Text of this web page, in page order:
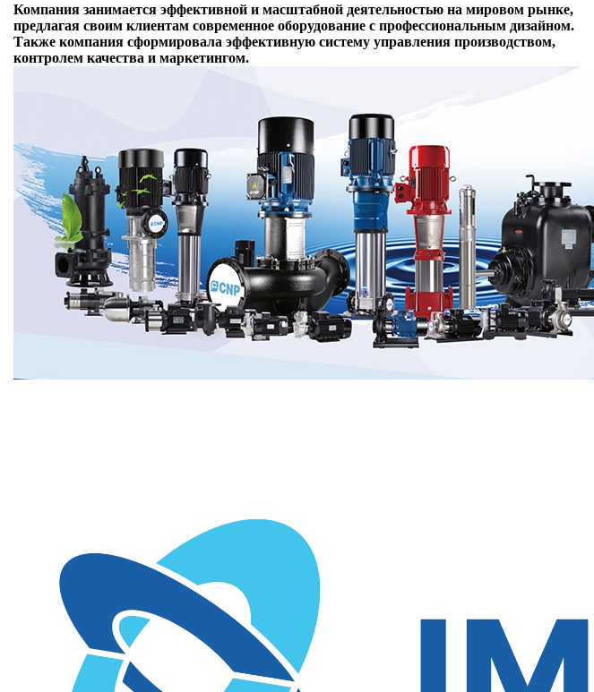
Компания занимается эффективной и масштабной деятельностью на мировом рынке,
предлагая своим клиентам современное оборудование с профессиональным дизайном.
Также компания сформировала эффективную систему управления производством,
контролем качества и маркетингом.